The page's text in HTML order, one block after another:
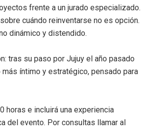
frente a un jurado especializado.
cuándo reinventarse no es opción.
dinámico y distendido.
tras su paso por Jujuy el año pasado
íntimo y estratégico, pensado para
horas e incluirá una experiencia
del evento. Por consultas llamar al